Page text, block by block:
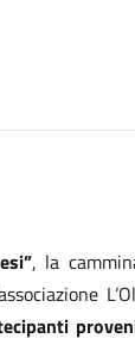
, la